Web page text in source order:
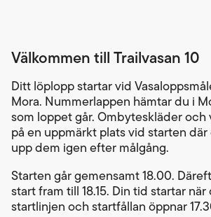
Välkommen till Trailvasan 10
Ditt löplopp startar vid
Mora. Nummerlappen hämtar du i
som loppet går. Ombyteskläder och
på en uppmärkt plats vid starten
upp dem igen efter målgång.
Starten går gemensamt 18.00.
start fram till 18.15. Din tid startar
startlinjen och startfållan öppnar